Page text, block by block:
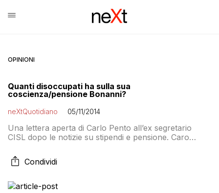
OPINIONI
Quanti disoccupati ha sulla sua
coscienza/pensione Bonanni?
neXtQuotidiano 05/11/2014
Una lettera aperta di Carlo Pento all’ex segretario
CISL dopo le notizie su stipendi e pensione. Caro
lavorativa, a maturare all’età di 65 anni la bellezza di
1.670.000€ di contributi? Montante contributivo che
(pari a 5,435% per chi ha […]
Condividi